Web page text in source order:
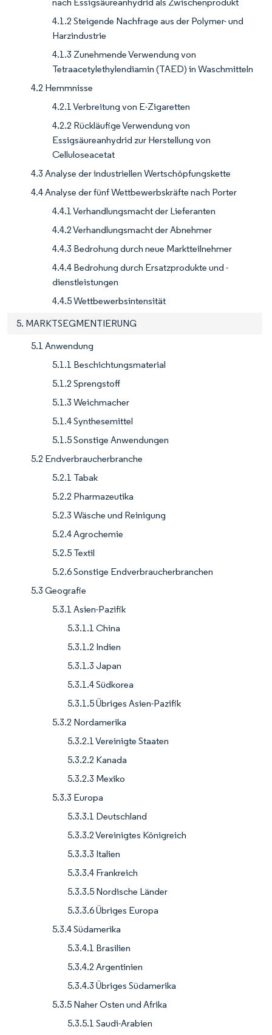
nach Essigsäureanhydrid als Zwischenprodukt
4.1.2 Steigende Nachfrage aus der Polymer- und
Harzindustrie
4.1.3 Zunehmende Verwendung von
Tetraacetylethylendiamin (TAED) in Waschmitteln
4.2 Hemmnisse
4.2.1 Verbreitung von E-Zigaretten
4.2.2 Rückläufige Verwendung von
Essigsäureanhydrid zur Herstellung von
Celluloseacetat
4.3 Analyse der industriellen Wertschöpfungskette
4.4 Analyse der fünf Wettbewerbskräfte nach Porter
4.4.1 Verhandlungsmacht der Lieferanten
4.4.2 Verhandlungsmacht der Abnehmer
4.4.3 Bedrohung durch neue Marktteilnehmer
4.4.4 Bedrohung durch Ersatzprodukte und -
dienstleistungen
4.4.5 Wettbewerbsintensität
5. MARKTSEGMENTIERUNG
5.1 Anwendung
5.1.1 Beschichtungsmaterial
5.1.2 Sprengstoff
5.1.3 Weichmacher
5.1.4 Synthesemittel
5.1.5 Sonstige Anwendungen
5.2 Endverbraucherbranche
5.2.1 Tabak
5.2.2 Pharmazeutika
5.2.3 Wäsche und Reinigung
5.2.4 Agrochemie
5.2.5 Textil
5.2.6 Sonstige Endverbraucherbranchen
5.3 Geografie
5.3.1 Asien-Pazifik
5.3.1.1 China
5.3.1.2 Indien
5.3.1.3 Japan
5.3.1.4 Südkorea
5.3.1.5 Übriges Asien-Pazifik
5.3.2 Nordamerika
5.3.2.1 Vereinigte Staaten
5.3.2.2 Kanada
5.3.2.3 Mexiko
5.3.3 Europa
5.3.3.1 Deutschland
5.3.3.2 Vereinigtes Königreich
5.3.3.3 Italien
5.3.3.4 Frankreich
5.3.3.5 Nordische Länder
5.3.3.6 Übriges Europa
5.3.4 Südamerika
5.3.4.1 Brasilien
5.3.4.2 Argentinien
5.3.4.3 Übriges Südamerika
5.3.5 Naher Osten und Afrika
5.3.5.1 Saudi-Arabien